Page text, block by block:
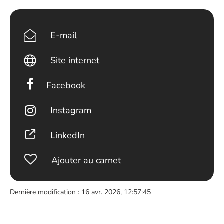
E-mail
Site internet
Facebook
Instagram
LinkedIn
Ajouter au carnet
Dernière modification : 16 avr. 2026, 12:57:45